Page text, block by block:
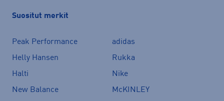
Suositut merkit
Peak Performance
adidas
Helly Hansen
Rukka
Halti
Nike
New Balance
McKINLEY